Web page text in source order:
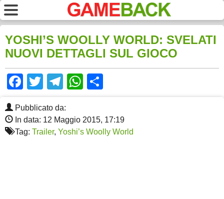
YOSHI’S WOOLLY WORLD: SVELATI
NUOVI DETTAGLI SUL GIOCO
Facebook
TwitterTelegram
WhatsApp
Pubblicato da:
In data: 12 Maggio 2015, 17:19
Tag: Trailer, Yoshi’s Woolly World